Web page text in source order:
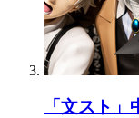
「文スト